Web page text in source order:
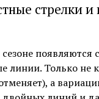
стрелки
появляются
линии. Только не
а